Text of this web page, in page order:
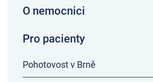
O nemocnici
Pro pacienty
Pohotovost v Brně